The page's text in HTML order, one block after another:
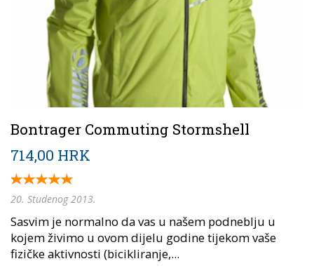
Bontrager Commuting Stormshell
714,00 HRK
20. Studenog 2013.
Sasvim je normalno da vas u našem podneblju u
kojem živimo u ovom dijelu godine tijekom vaše
fizičke aktivnosti (bicikliranje,...